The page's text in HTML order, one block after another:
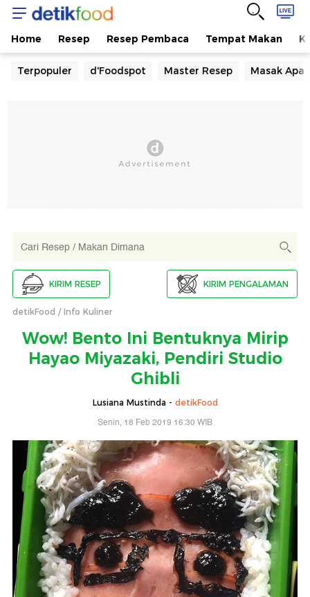
Home Resep Resep Pembaca Tempat Makan
Terpopuler d'Foodspot Master Resep Masak Apa
KIRIM RESEP KIRIM PENGALAMAN
detikFood Info Kuliner
Wow! Bento Ini Bentuknya Mirip
Hayao Miyazaki, Pendiri Studio
Ghibli
Lusiana Mustinda - detikFood
Senin, 18 Feb 2019 16:30 WIB